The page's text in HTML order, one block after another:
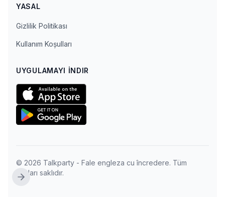
YASAL
Gizlilik Politikası
Kullanım Koşulları
UYGULAMAYI İNDIR
© 2026 Talkparty - Fale engleza cu încredere. Tüm
hakları saklıdır.